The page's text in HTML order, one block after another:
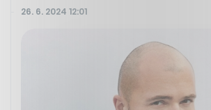
26. 6. 2024 12:01